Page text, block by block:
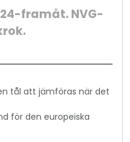
framåt. NVG-
tål att jämföras när det
för den europeiska